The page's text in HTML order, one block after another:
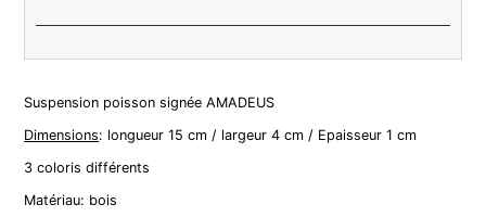
Suspension poisson signée AMADEUS
Dimensions: longueur 15 cm / largeur 4 cm / Epaisseur 1 cm
3 coloris différents
Matériau: bois